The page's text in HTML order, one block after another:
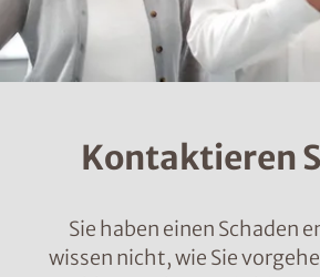
Kontaktieren
Sie haben einen Schaden
wissen nicht, wie Sie